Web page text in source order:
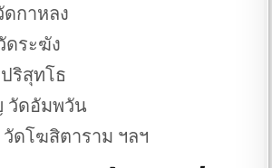
กาหลง
ดระฆัง
ริสุทโธ
วัดอัมพวัน
วัดโฆสิตาราม ฯลฯ